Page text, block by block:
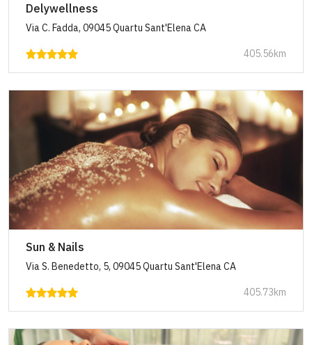
Delywellness
Via C. Fadda, 09045 Quartu Sant'Elena CA
405.56km
Sun & Nails
Via S. Benedetto, 5, 09045 Quartu Sant'Elena CA
405.73km